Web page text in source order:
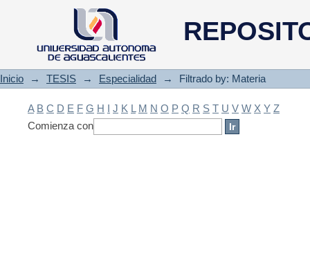
Filtrado by: Materia
Inicio → TESIS → Especialidad → Filtrado by: Materia
A B C D E F G H I J K L M N O P Q R S T U V W X Y Z
Comienza con